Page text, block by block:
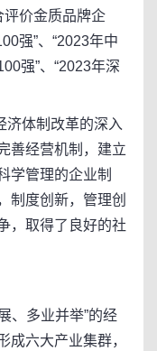
评价金质品牌企
强”、“2023年中
强”、“2023年深
体制改革的深入
善经营机制，建立
学管理的企业制
制度创新，管理创
，取得了良好的社
多业并举”的经
成六大产业集群，